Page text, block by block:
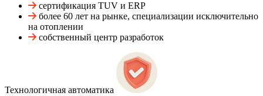
сертификация TUV и ERP
более 60 лет на рынке, специализации исключительно
на отоплении
собственный центр разработок
Технологичная автоматика